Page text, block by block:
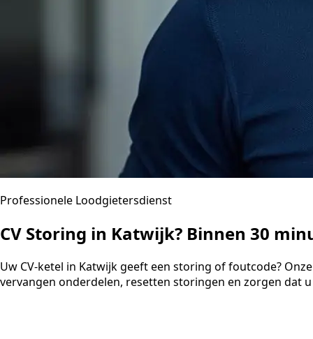
Professionele Loodgietersdienst
CV Storing in Katwijk? Binnen 30
Uw CV-ketel in Katwijk geeft een storing of foutcode?
vervangen onderdelen, resetten storingen en zorgen dat